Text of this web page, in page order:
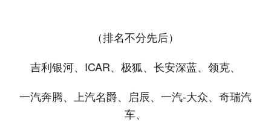
（排名不分先后）
吉利银河、ICAR、极狐、长安深蓝、领克、
一汽奔腾、上汽名爵、启辰、一汽-大众、奇瑞汽
车、